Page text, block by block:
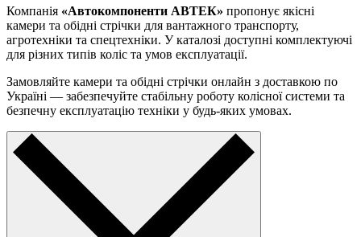
Компанія «Автокомпоненти АВТЕК» пропонує якісні
камери та обідні стрічки для вантажного транспорту,
агротехніки та спецтехніки. У каталозі доступні комплектуючі
для різних типів коліс та умов експлуатації.
Замовляйте камери та обідні стрічки онлайн з доставкою по
Україні — забезпечуйте стабільну роботу колісної системи та
безпечну експлуатацію техніки у будь-яких умовах.